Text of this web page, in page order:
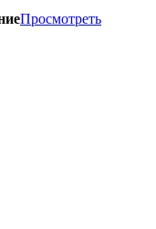
Просмотреть